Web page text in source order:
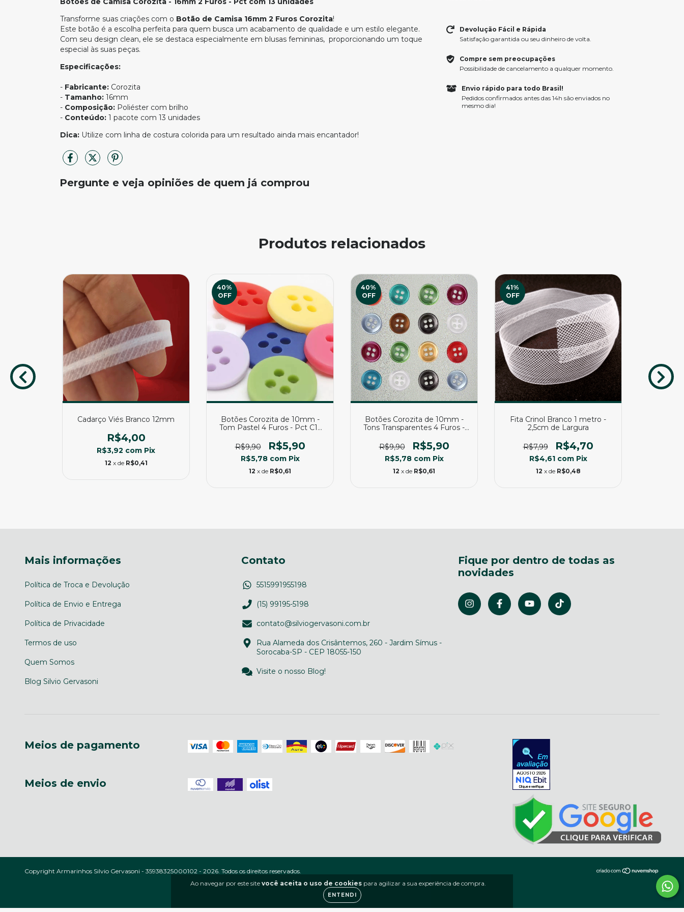
Ao navegar por este site você aceita o uso de cookiespara agilizar a sua experiência de compra.
ENTENDI
Transforme suas criações com o Botão de Camisa 16mm 2 Furos Corozita!
Este botão é a escolha perfeita para quem busca um acabamento de qualidade e um estilo elegante.
Com seu design clean, ele se destaca especialmente em blusas femininas, proporcionando um toque
especial às suas peças.
Especificações:
- Fabricante: Corozita
- Tamanho: 16mm
- Composição: Poliéster com brilho
- Conteúdo: 1 pacote com 13 unidades
Dica: Utilize com linha de costura colorida para um resultado ainda mais encantador!
Devolução Fácil e Rápida
Satisfação garantida ou seu dinheiro de volta.
Compre sem preocupações
Possibilidade de cancelamento a qualquer momento.
Envio rápido para todo Brasil!
Pedidos confirmados antes das 14h são enviados no
mesmo dia!
Pergunte e veja opiniões de quem já comprou
Produtos relacionados
Cadarço Viés Branco 12mm
R$4,00
R$3,92 com Pix
12 x de R$0,41
40%
OFF
Botões Corozita de 10mm -
Tom Pastel 4 Furos - Pct C15
R$9,90
R$5,90
R$5,78 com Pix
12 x de R$0,61
40%
OFF
Botões Corozita de 10mm -
Tons Transparentes 4 Furos -
R$9,90
R$5,90
R$5,78 com Pix
12 x de R$0,61
41%
OFF
Fita Crinol Branco 1 metro -
2,5cm de Largura
R$7,99 R$4,70
R$4,61 com Pix
12 x de R$0,48
Mais informações
Política de Troca e Devolução
Política de Envio e Entrega
Política de Privacidade
Termos de uso
Quem Somos
Blog Silvio Gervasoni
Contato
5515991955198
(15) 99195-5198
contato@silviogervasoni.com.br
Rua Alameda dos Crisântemos, 260 - Jardim Símus -
Sorocaba-SP - CEP 18055-150
Visite o nosso Blog!
Fique por dentro de todas as
novidades
Meios de pagamento
Meios de envio
Copyright Armarinhos Silvio Gervasoni - 35938325000102 - 2026. Todos os direitos reservados.